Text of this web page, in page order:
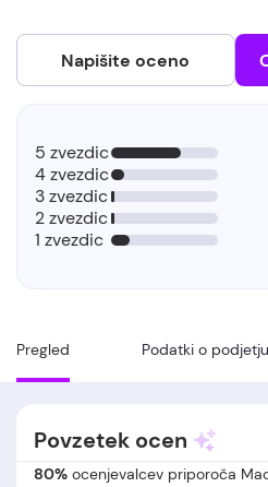
Napišite oceno
Pregled Podatki o podjetju
5 zvezdic
4 zvezdic
3 zvezdic
2 zvezdic
1 zvezdic
Povzetek ocen
80% ocenjevalcev priporoča